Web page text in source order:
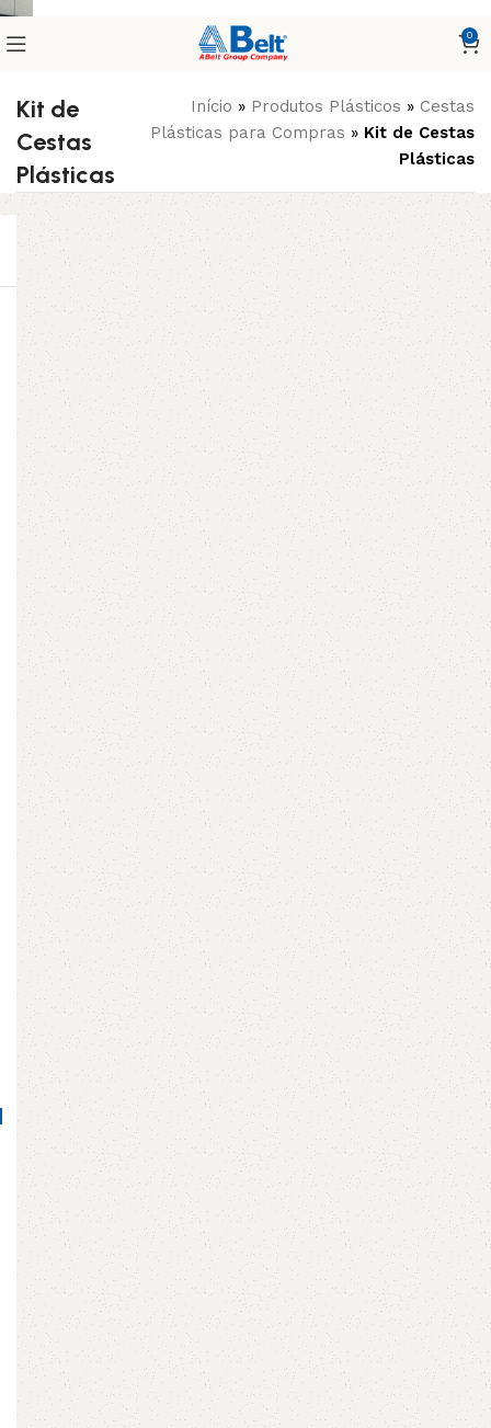
0
Kit de
Cestas
Plásticas
Início » Produtos Plásticos » Cestas
Plásticas para Compras » Kit de Cestas
Plásticas